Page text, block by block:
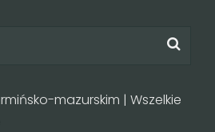
mazurskim | Wszelkie